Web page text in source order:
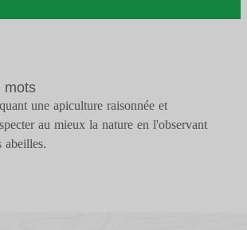
mots
une apiculture raisonnée et
au mieux la nature en l'observant
abeilles.